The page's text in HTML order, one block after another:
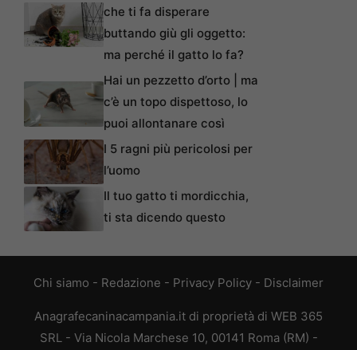
che ti fa disperare
buttando giù gli oggetto:
ma perché il gatto lo fa?
Hai un pezzetto d’orto | ma
c’è un topo dispettoso, lo
puoi allontanare così
I 5 ragni più pericolosi per
l’uomo
Il tuo gatto ti mordicchia,
ti sta dicendo questo
Chi siamo - Redazione - Privacy Policy - Disclaimer
Anagrafecaninacampania.it di proprietà di WEB 365
SRL - Via Nicola Marchese 10, 00141 Roma (RM) -